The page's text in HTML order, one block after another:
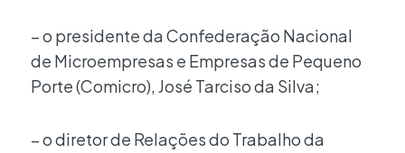
– o presidente da Confederação Nacional
de Microempresas e Empresas de Pequeno
Porte (Comicro), José Tarciso da Silva;
– o diretor de Relações do Trabalho da